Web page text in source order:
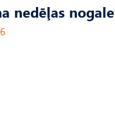
nedēļas nogale